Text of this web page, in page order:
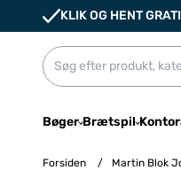
KLIK OG HENT
Bøger Brætspil
Forsiden / Martin Blok